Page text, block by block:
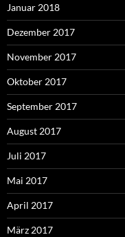
Januar 2018
Dezember 2017
November 2017
Oktober 2017
September 2017
August 2017
Juli 2017
Mai 2017
April 2017
März 2017